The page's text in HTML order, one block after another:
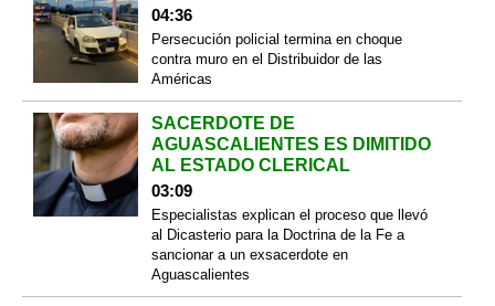
04:36
Persecución policial termina en choque
contra muro en el Distribuidor de las
Américas
SACERDOTE DE
AGUASCALIENTES ES DIMITIDO
AL ESTADO CLERICAL
03:09
Especialistas explican el proceso que llevó
al Dicasterio para la Doctrina de la Fe a
sancionar a un exsacerdote en
Aguascalientes